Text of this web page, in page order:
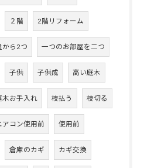
２階 2階リフォーム
から2つ 一つのお部屋を二つ
子供 子供成 高い庭木
木お手入れ 枝払う 枝切る
アコン使用前 使用前
倉庫のカギ カギ交換